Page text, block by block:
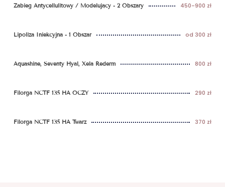
Zabieg Antycellulitowy / Modelujący - 2 Obszary 450-900 zł
Lipoliza Iniekcyjna - 1 Obszar od 300 zł
Aquashine, Seventy Hyal, Xela Rederm 800 zł
Filorga NCTF 135 HA OCZY 290 zł
Filorga NCTF 135 HA Twarz 370 zł